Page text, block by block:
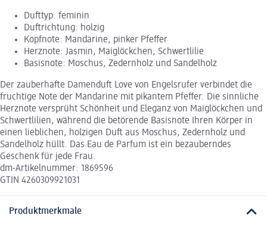
Dufttyp: feminin
Duftrichtung: holzig
Kopfnote: Mandarine, pinker Pfeffer
Herznote: Jasmin, Maiglöckchen, Schwertlilie
Basisnote: Moschus, Zedernholz und Sandelholz
Der zauberhafte Damenduft Love von Engelsrufer verbindet die
fruchtige Note der Mandarine mit pikantem Pfeffer. Die sinnliche
Herznote versprüht Schönheit und Eleganz von Maiglöckchen und
Schwertlilien, während die betörende Basisnote Ihren Körper in
einen lieblichen, holzigen Duft aus Moschus, Zedernholz und
Sandelholz hüllt. Das Eau de Parfum ist ein bezauberndes
Geschenk für jede Frau.
dm-Artikelnummer: 1869596
GTIN 4260309921031
Produktmerkmale